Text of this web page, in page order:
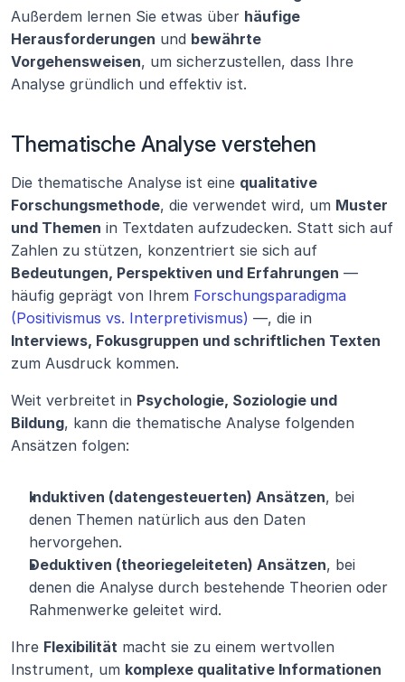
Außerdem lernen Sie etwas über häufige
Herausforderungen und bewährte
Vorgehensweisen, um sicherzustellen, dass Ihre
Analyse gründlich und effektiv ist.
Thematische Analyse verstehen
Die thematische Analyse ist eine qualitative
Forschungsmethode, die verwendet wird, um Muster
und Themen in Textdaten aufzudecken. Statt sich auf
Bedeutungen, Perspektiven und Erfahrungen —
häufig geprägt von Ihrem Forschungsparadigma
(Positivismus vs. Interpretivismus)
Interviews, Fokusgruppen und schriftlichen Texten
zum Ausdruck kommen.
Weit verbreitet in Psychologie, Soziologie und
Bildung, kann die thematische Analyse folgenden
Ansätzen folgen:
Induktiven (datengesteuerten) Ansätzen, bei
denen Themen natürlich aus den Daten
hervorgehen.
Deduktiven (theoriegeleiteten) Ansätzen, bei
denen die Analyse durch bestehende Theorien oder
Rahmenwerke geleitet wird.
Ihre Flexibilität macht sie zu einem wertvollen
Instrument, um komplexe qualitative Informationen